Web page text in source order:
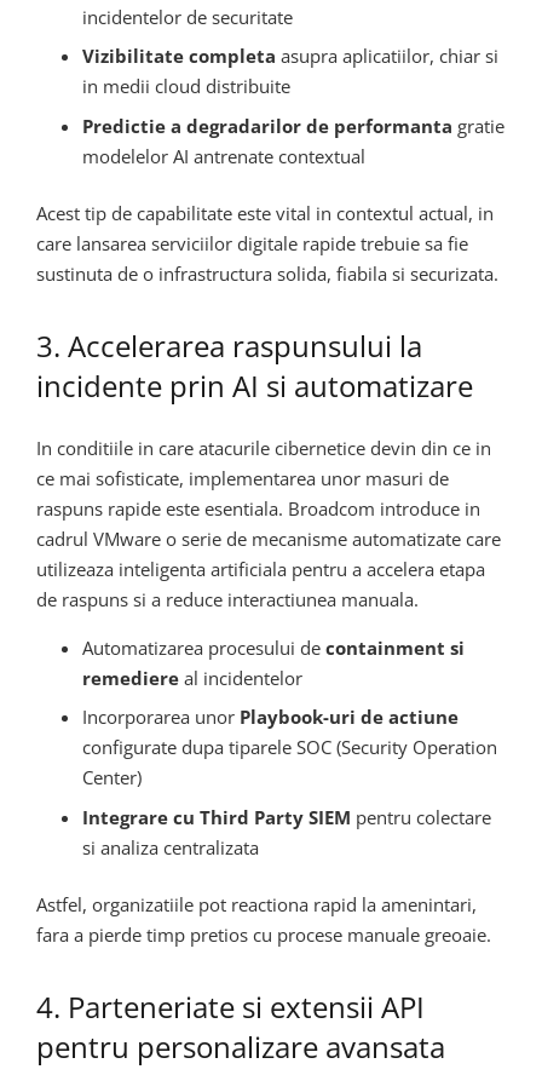
incidentelor de securitate
Vizibilitate completa asupra aplicatiilor, chiar si
in medii cloud distribuite
Predictie a degradarilor de performanta gratie
modelelor AI antrenate contextual
Acest tip de capabilitate este vital in contextul actual, in
care lansarea serviciilor digitale rapide trebuie sa fie
sustinuta de o infrastructura solida, fiabila si securizata.
3. Accelerarea raspunsului la
incidente prin AI si automatizare
In conditiile in care atacurile cibernetice devin din ce in
ce mai sofisticate, implementarea unor masuri de
raspuns rapide este esentiala. Broadcom introduce in
cadrul VMware o serie de mecanisme automatizate care
utilizeaza inteligenta artificiala pentru a accelera etapa
de raspuns si a reduce interactiunea manuala.
Automatizarea procesului de containment si
remediereal incidentelor
Incorporarea unor Playbook-uri de actiune
configurate dupa tiparele SOC (Security Operation
Center)
Integrare cu Third Party SIEM pentru colectare
si analiza centralizata
Astfel, organizatiile pot reactiona rapid la amenintari,
fara a pierde timp pretios cu procese manuale greoaie.
4. Parteneriate si extensii API
pentru personalizare avansata